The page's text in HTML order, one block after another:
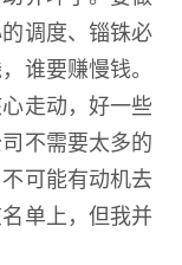
调度、锱铢必
谁要赚慢钱。
走动，好一些
不需要太多的
可能有动机去
单上，但我并